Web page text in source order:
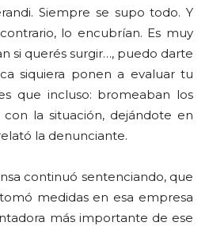
Siempre se supo todo. Y
lo encubrían. Es muy
si querés surgir…, puedo darte
siquiera ponen a evaluar tu
que incluso: bromeaban los
la situación, dejándote en
la denunciante.
continuó sentenciando, que
medidas en esa empresa
más importante de ese